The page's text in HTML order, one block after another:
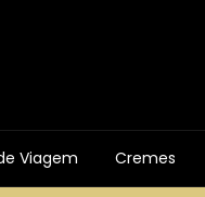
Viagem Cremes